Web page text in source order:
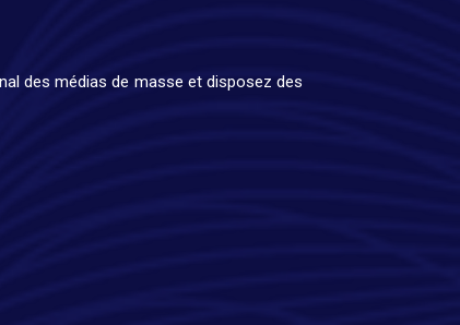
des médias de masse et disposez des